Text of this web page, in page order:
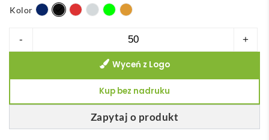
c
n
:
o
d
3
,
Kolor
-
GRIPITCH.
z
+
Zapytaj o produkt
Wyceń z Logo
Kup bez nadruku